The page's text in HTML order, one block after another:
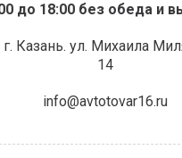
до 18:00 без обеда и
Казань. ул. Михаила
14
info@avtotovar16.ru